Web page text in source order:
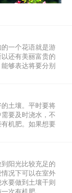
一个花语就是游
还有美丽富贵的
够表达将要分别
土壤。平时要将
要及时浇水，不
机肥。如果想要
阳光比较充足的
况下可以在室外
要做到土壤干则
次有机肥。